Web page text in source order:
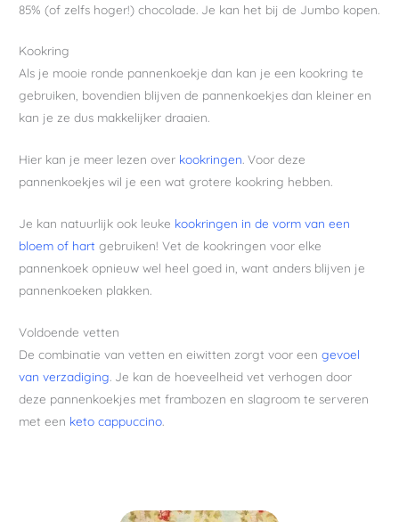
85% (of zelfs hoger!) chocolade. Je kan het bij de Jumbo kopen.
Kookring
Als je mooie ronde pannenkoekje dan kan je een kookring te
gebruiken, bovendien blijven de pannenkoekjes dan kleiner en
kan je ze dus makkelijker draaien.
Hier kan je meer lezen over kookringen. Voor deze
pannenkoekjes wil je een wat grotere kookring hebben.
Je kan natuurlijk ook leuke kookringen in de vorm van een
bloem of hart gebruiken! Vet de kookringen voor elke
pannenkoek opnieuw wel heel goed in, want anders blijven je
pannenkoeken plakken.
Voldoende vetten
De combinatie van vetten en eiwitten zorgt voor eengevoel
van verzadiging. Je kan de hoeveelheid vet verhogen door
deze pannenkoekjes met frambozen en slagroom te serveren
met een keto cappuccino.